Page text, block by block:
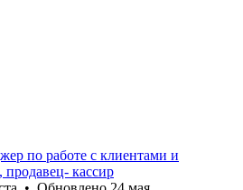
по работе с клиентами и
кассир